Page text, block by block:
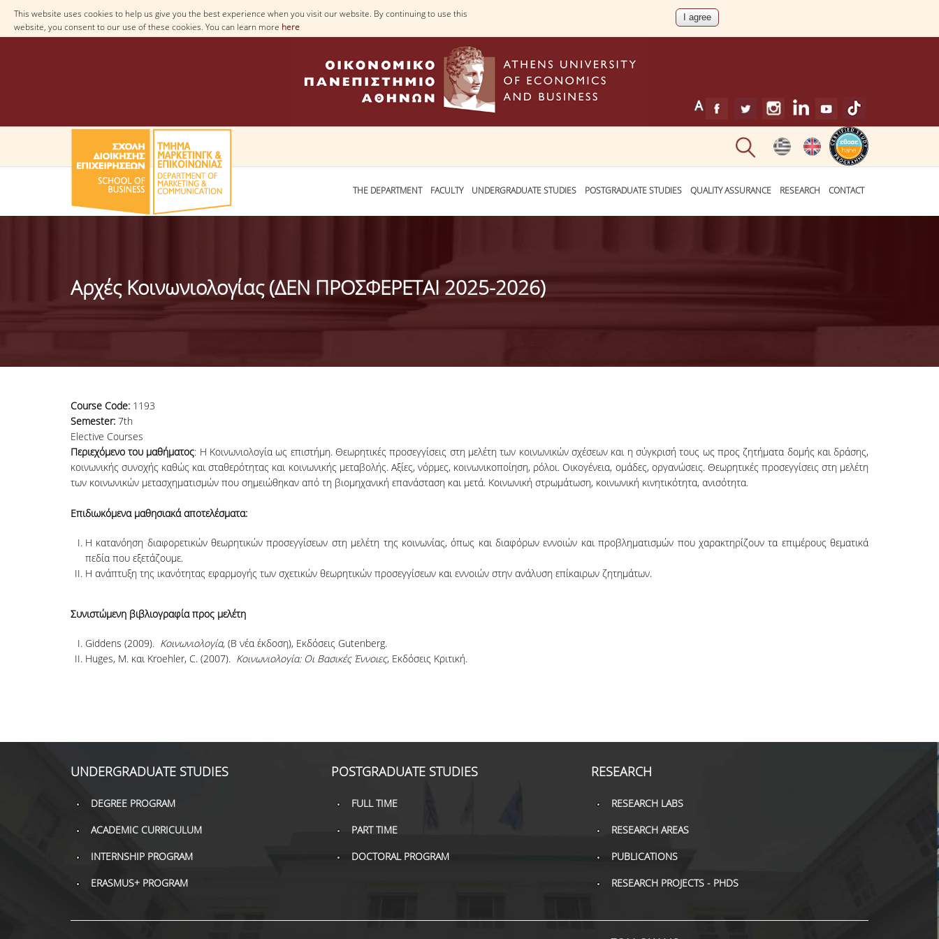
This website uses cookies to help us give you the best experience when you visit our website. By continuing to use this
website, you consent to our use of these cookies. You can learn more here
THE DEPARTMENT FACULTY UNDERGRADUATE STUDIES POSTGRADUATE STUDIES QUALITY ASSURANCE RESEARCH CONTACT
Αρχές Κοινωνιολογίας (ΔΕΝ ΠΡΟΣΦΕΡΕΤΑΙ 2025-2026)
Course Code: 1193
Semester: 7th
Elective Courses
Περιεχόμενο του μαθήματος: Η Κοινωνιολογία ως επιστήμη. Θεωρητικές προσεγγίσεις στη μελέτη των κοινωνικών σχέσεων και η σύγκρισή τους ως προς ζητήματα δομής και δράσης,
κοινωνικής συνοχής καθώς και σταθερότητας και κοινωνικής μεταβολής. Αξίες, νόρμες, κοινωνικοποίηση, ρόλοι. Οικογένεια, ομάδες, οργανώσεις. Θεωρητικές προσεγγίσεις στη μελέτη
των κοινωνικών μετασχηματισμών που σημειώθηκαν από τη βιομηχανική επανάσταση και μετά. Κοινωνική στρωμάτωση, κοινωνική κινητικότητα, ανισότητα.
Επιδιωκόμενα μαθησιακά αποτελέσματα:
Η κατανόηση διαφoρετικών θεωρητικών προσεγγίσεων στη μελέτη της κοινωνίας, όπως και διαφόρων εννοιών και προβληματισμών που χαρακτηρίζουν τα επιμέρους θεματικά
πεδία που εξετάζουμε.
Η ανάπτυξη της ικανότητας εφαρμογής των σχετικών θεωρητικών προσεγγίσεων και εννοιών στην ανάλυση επίκαιρων ζητημάτων.
Συνιστώμενη βιβλιογραφία προς μελέτη
Giddens (2009). Κοινωνιολογία, (Β νέα έκδοση), Εκδόσεις Gutenberg.
Huges, Μ. και Kroehler, C. (2007). Κοινωνιολογία: Οι Βασικές Έννοιες, Εκδόσεις Κριτική.
UNDERGRADUATE STUDIES
DEGREE PROGRAM
ACADEMIC CURRICULUM
INTERNSHIP PROGRAM
ERASMUS+ PROGRAM
POSTGRADUATE STUDIES
FULL TIME
PART TIME
DOCTORAL PROGRAM
RESEARCH
RESEARCH LABS
RESEARCH AREAS
PUBLICATIONS
RESEARCH PROJECTS - PHDS